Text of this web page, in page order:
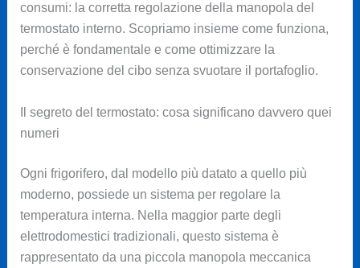
consumi: la corretta regolazione della manopola del
termostato interno. Scopriamo insieme come funziona,
perché è fondamentale e come ottimizzare la
conservazione del cibo senza svuotare il portafoglio.
Il segreto del termostato: cosa significano davvero quei
numeri
Ogni frigorifero, dal modello più datato a quello più
moderno, possiede un sistema per regolare la
temperatura interna. Nella maggior parte degli
elettrodomestici tradizionali, questo sistema è
rappresentato da una piccola manopola meccanica